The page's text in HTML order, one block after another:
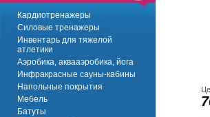
Кардиотренажеры
Силовые тренажеры
Инвентарь для тяжелой
атлетики
Аэробика, аквааэробика, йога
Инфракрасные сауны-кабины
Напольные покрытия
Мебель
Батуты